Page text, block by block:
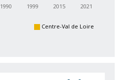
1990 1999 2015 2021
Centre-Val de Loire